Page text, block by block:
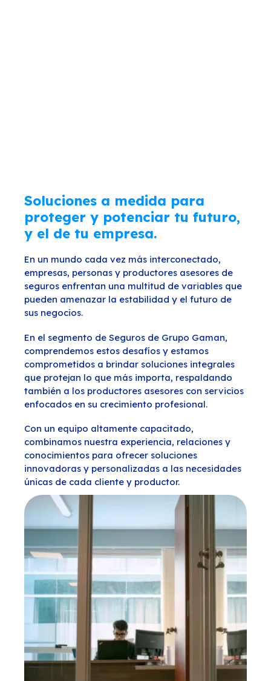
Soluciones a medida para
proteger y potenciar tu futuro,
y el de tu empresa.
En un mundo cada vez más interconectado,
empresas, personas y productores asesores de
seguros enfrentan una multitud de variables que
pueden amenazar la estabilidad y el futuro de
sus negocios.
En el segmento de Seguros de Grupo Gaman,
comprendemos estos desafíos y estamos
comprometidos a brindar soluciones integrales
que protejan lo que más importa, respaldando
también a los productores asesores con servicios
enfocados en su crecimiento profesional.
Con un equipo altamente capacitado,
combinamos nuestra experiencia, relaciones y
conocimientos para ofrecer soluciones
innovadoras y personalizadas a las necesidades
únicas de cada cliente y productor.